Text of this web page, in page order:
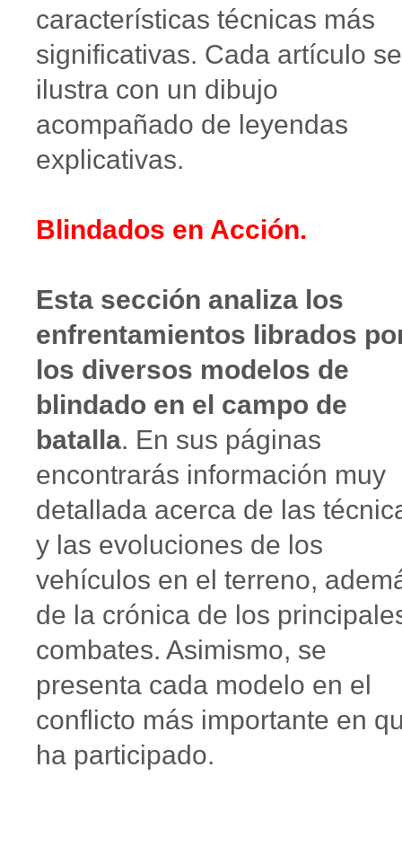
características técnicas más
significativas. Cada artículo se
ilustra con un dibujo
acompañado de leyendas
explicativas.
Blindados en Acción.
Esta sección analiza los
enfrentamientos librados
los diversos modelos de
blindado en el campo de
batalla. En sus páginas
encontrarás información muy
detallada acerca de las
y las evoluciones de los
vehículos en el terreno,
de la crónica de los
combates. Asimismo, se
presenta cada modelo en el
conflicto más importante en
ha participado.